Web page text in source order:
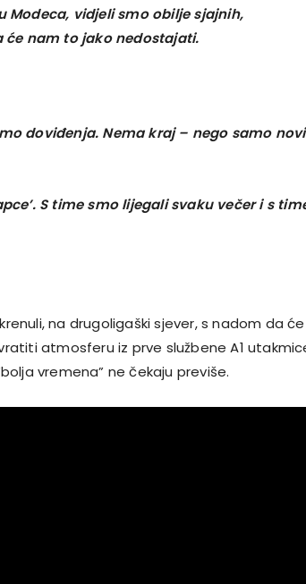
vidjeli smo obilje sjajnih,
će nam to jako nedostajati.
doviđenja. Nema kraj – nego samo novi
S time smo lijegali svaku večer i s
na drugoligaški sjever, s nadom da će
atmosferu iz prve službene A1
vremena” ne čekaju previše.